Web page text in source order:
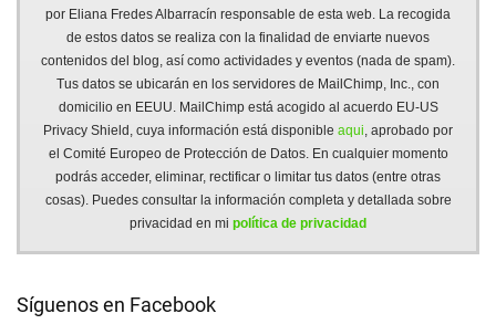
por Eliana Fredes Albarracín responsable de esta web. La recogida
de estos datos se realiza con la finalidad de enviarte nuevos
contenidos del blog, así como actividades y eventos (nada de spam).
Tus datos se ubicarán en los servidores de MailChimp, Inc., con
domicilio en EEUU. MailChimp está acogido al acuerdo EU-US
Privacy Shield, cuya información está disponible aqui , aprobado por
el Comité Europeo de Protección de Datos. En cualquier momento
podrás acceder, eliminar, rectificar o limitar tus datos (entre otras
cosas). Puedes consultar la información completa y detallada sobre
privacidad en mi política de privacidad
Síguenos en Facebook